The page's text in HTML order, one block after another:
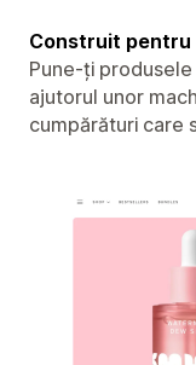
Construit pentru
Pune-ți
ajutorul unor
cumpărături care